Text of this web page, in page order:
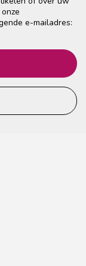
e-mailadres: